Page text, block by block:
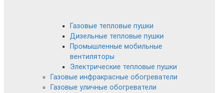
Газовые тепловые пушки
Дизельные тепловые пушки
Промышленные мобильные
вентиляторы
Электрические тепловые пушки
Газовые инфракрасные обогреватели
Газовые уличные обогреватели